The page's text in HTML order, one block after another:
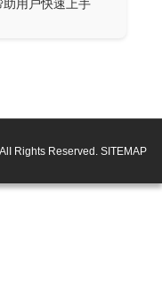
用户快速上手
Rights Reserved. SITEMAP